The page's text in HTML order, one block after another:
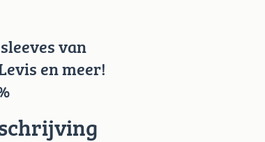
van
en meer!